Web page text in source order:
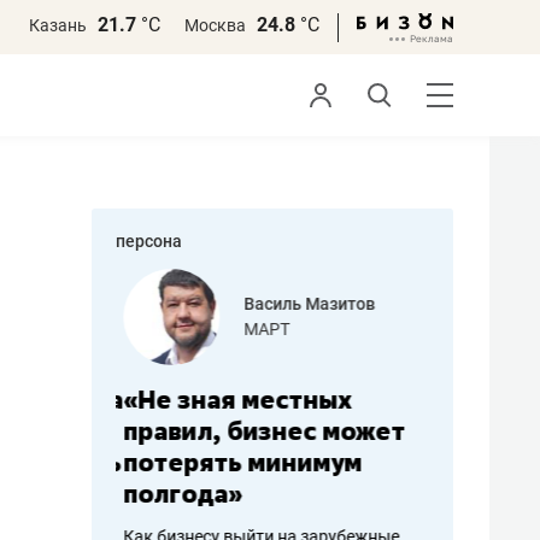
Казань 21.7 °С Москва 24.8 °С
персона
Василь Мазитов
МАРТ
«Не зная местных
правил, бизнес может
потерять минимум
полгода»